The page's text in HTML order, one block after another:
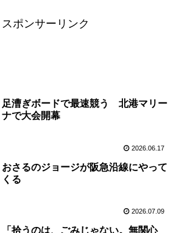
スポンサーリンク
足漕ぎボードで最速競う 北港マリー
ナで大会開幕
2026.06.17
おさるのジョージが阪急沿線にやって
くる
2026.07.09
「拾うのは、ごみじゃない。無関心